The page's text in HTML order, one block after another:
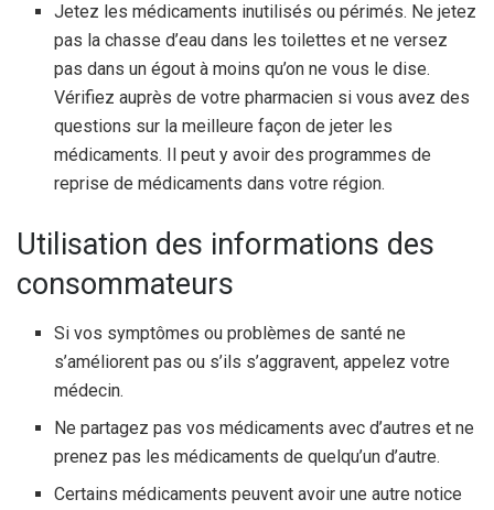
Jetez les médicaments inutilisés ou périmés. Ne jetez
pas la chasse d’eau dans les toilettes et ne versez
pas dans un égout à moins qu’on ne vous le dise.
Vérifiez auprès de votre pharmacien si vous avez des
questions sur la meilleure façon de jeter les
médicaments. Il peut y avoir des programmes de
reprise de médicaments dans votre région.
Utilisation des informations des
consommateurs
Si vos symptômes ou problèmes de santé ne
s’améliorent pas ou s’ils s’aggravent, appelez votre
médecin.
Ne partagez pas vos médicaments avec d’autres et ne
prenez pas les médicaments de quelqu’un d’autre.
Certains médicaments peuvent avoir une autre notice